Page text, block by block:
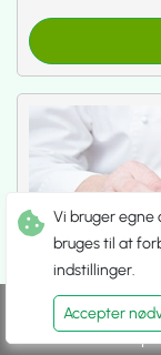
Vi bruger egne
bruges til at
indstillinger.
Accepter